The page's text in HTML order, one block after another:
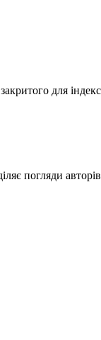
для
погляди